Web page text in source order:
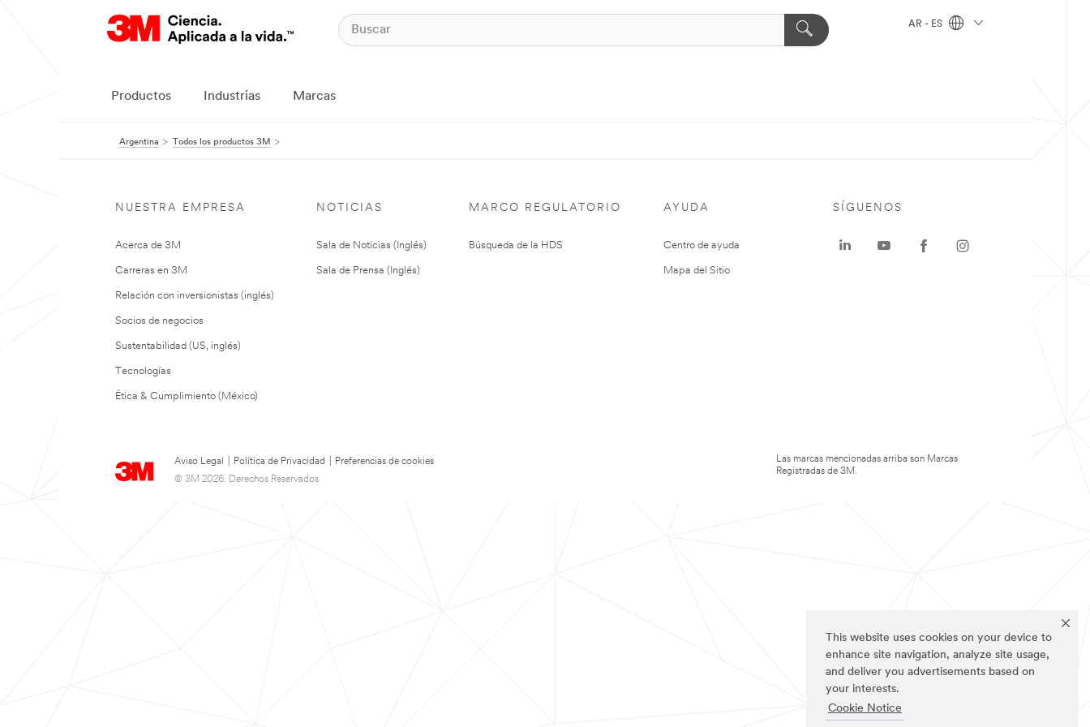
This website uses cookies on your device to
enhance site navigation, analyze site usage,
and deliver you advertisements based on
your interests.
Cookie Notice
AR - ES
Productos Industrias Marcas
Argentina Todos los productos 3M
NUESTRA EMPRESA
Acerca de 3M
Carreras en 3M
Relación con inversionistas (inglés)
Socios de negocios
Sustentabilidad (US, inglés)
Tecnologías
Ética & Cumplimiento (México)
NOTICIAS
Sala de Noticias (Inglés)
Sala de Prensa (Inglés)
MARCO REGULATORIO
Búsqueda de la HDS
AYUDA
Centro de ayuda
Mapa del Sitio
Aviso Legal Política de Privacidad
Preferencias de cookies
© 3M 2026. Derechos Reservados.
SÍGUENOS
Las marcas mencionadas arriba son Marcas
Registradas de 3M.